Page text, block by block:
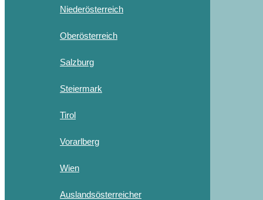
Niederösterreich
Oberösterreich
Salzburg
Steiermark
Tirol
Vorarlberg
Wien
Auslandsösterreicher